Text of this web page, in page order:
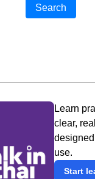
Search
Learn
clear,
use.
Start